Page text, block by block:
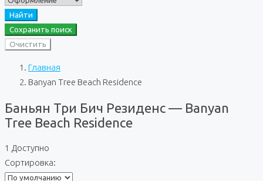
Найти
Сохранить поиск
Очистить
Главная
Banyan Tree Beach Residence
Баньян Три Бич Резиденс — Banyan
Tree Beach Residence
1 Доступно
Сортировка: